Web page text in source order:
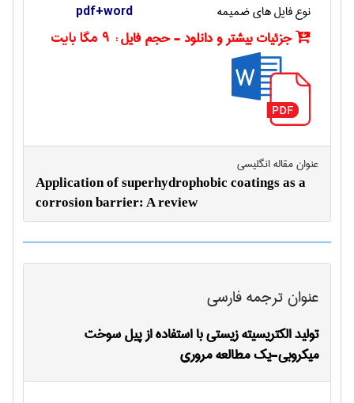
نوع فایل های ضمیمه pdf+word
جزئیات بیشتر و دانلود - حجم فایل : 9 مگا بایت
عنوان مقاله انگليسی
Application of superhydrophobic coatings as a
corrosion barrier: A review
عنوان ترجمه فارسی
تولید الکتریسیته زیستی با استفاده از پیل سوخت
میکروبی-یک مطالعه مروری